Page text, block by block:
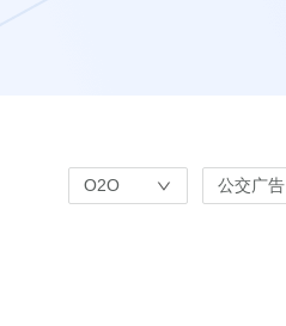
O2O 公交广告